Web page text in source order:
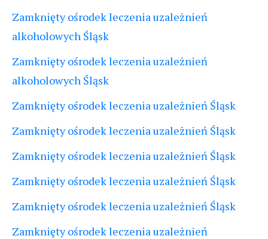
Zamknięty ośrodek leczenia uzależnień
alkoholowych Śląsk
Zamknięty ośrodek leczenia uzależnień
alkoholowych Śląsk
Zamknięty ośrodek leczenia uzależnień Śląsk
Zamknięty ośrodek leczenia uzależnień Śląsk
Zamknięty ośrodek leczenia uzależnień Śląsk
Zamknięty ośrodek leczenia uzależnień Śląsk
Zamknięty ośrodek leczenia uzależnień Śląsk
Zamknięty ośrodek leczenia uzależnień